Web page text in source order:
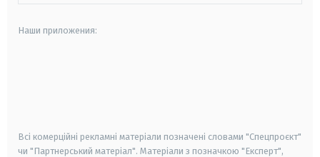
Наши приложения:
Всі комерційні рекламні матеріали позначені словами "Спецпроєкт"
чи "Партнерський матеріал". Матеріали з позначкою "Експерт",